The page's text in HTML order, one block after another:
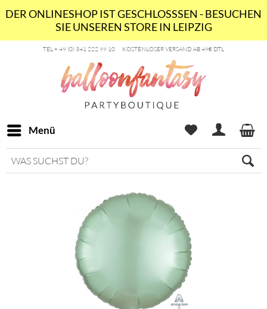
DER ONLINESHOP IST GESCHLOSSSEN - BESUCHEN
SIE UNSEREN STORE IN LEIPZIG
TEL + 49 (0) 341 222 99 10 KOSTENLOSER VERSAND AB 49€ DTL
Menü